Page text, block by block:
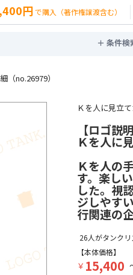
円 で購入（著作権譲渡含む）
＋ 条件検
（no.26979）
Ｋを人に見立
【ロゴ説明
Ｋを人に
Ｋを人の
す。楽し
した。視
ジしやす
行関連の
26人がタンク
【本体価格】
￥ 15,400